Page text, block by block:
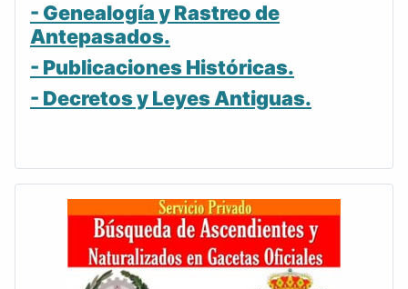
- Genealogía y Rastreo de
Antepasados.
- Publicaciones Históricas.
- Decretos y Leyes Antiguas.